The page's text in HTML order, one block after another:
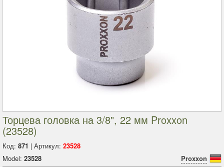
Торцева головка на 3/8", 22 мм Proxxon
(23528)
Код: 871 | Артикул: 23528
Model: 23528 Proxxon